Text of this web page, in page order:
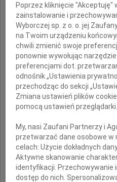
Z głębokim żalem i smutkiem
współczucia rodzina Wasielewskich
Poprzez kliknięcie "Akceptuję"
zainstalowanie i
Wyborczej sp. z o. o. jej
na Twoim urządzeniu
chwili zmienić swoje
ponownie wywołując
preferencjami dot.
odnośnik „Ustawienia
przechodząc do sekcji
Zmiana ustawień plików
pomocą ustawień przeglądarki.
My, nasi Zaufani Partnerzy i
przetwarzać dane osobowe w
celach:Użycie dokładnych
Aktywne skanowanie
identyfikacji. Przechowywanie
dostęp do nich.